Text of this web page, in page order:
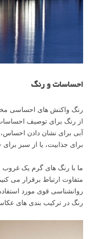
احساسات و رنگ
رنگ واکنش های احساسی
از رنگ برای توصیف
آبی برای نشان دادن
برای جذابیت، یا از سبز
ما با رنگ های گرم یک
متفاوت ارتباط برقرار می
روانشناسی قوی مورد
رنگ در ترکیب بندی های